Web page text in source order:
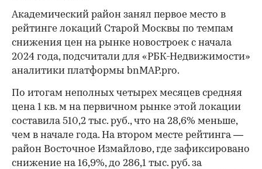
Академический район занял первое место в
рейтинге локаций Старой Москвы по темпам
снижения цен на рынке новостроек с начала
2024 года, подсчитали для «РБК-Недвижимости»
аналитики платформы bnMAP.pro.
По итогам неполных четырех месяцев средняя
цена 1 кв. м на первичном рынке этой локации
составила 510,2 тыс. руб., что на 28,6% меньше,
чем в начале года. На втором месте рейтинга —
район Восточное Измайлово, где зафиксировано
снижение на 16,9%, до 286,1 тыс. руб. за